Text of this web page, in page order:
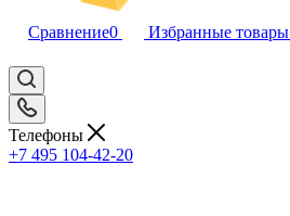
Сравнение0 Избранные товары
Телефоны
+7 495 104-42-20